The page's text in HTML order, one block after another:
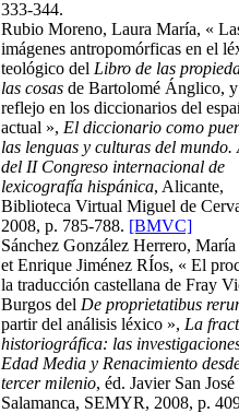
333-344.
Rubio Moreno, Laura María, «
imágenes antropomórficas en el
teológico del Libro de las
las cosas de Bartolomé Ánglico, y
reflejo en los diccionarios del
actual », El diccionario como
las lenguas y culturas del mundo.
del II Congreso internacional de
lexicografía hispánica, Alicante,
Biblioteca Virtual Miguel de
2008, p. 785-788. [BMVC]
Sánchez González Herrero,
et Enrique Jiménez RÍos, « El
la traducción castellana de Fray
Burgos del De proprietatibus
partir del análisis léxico », La
historiográfica: las
Edad Media y Renacimiento
tercer milenio, éd. Javier San
Salamanca, SEMYR, 2008, p.